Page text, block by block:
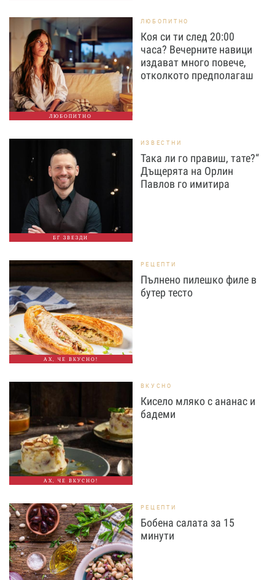
ЛЮБОПИТНО
ЛЮБОПИТНО
Коя си ти след 20:00
часа? Вечерните навици
издават много повече,
отколкото предполагаш
БГ ЗВЕЗДИ
ИЗВЕСТНИ
Така ли го правиш, тате?“
Дъщерята на Орлин
Павлов го имитира
АХ, ЧЕ ВКУСНО!
РЕЦЕПТИ
Пълнено пилешко филе в
бутер тесто
АХ, ЧЕ ВКУСНО!
ВКУСНО
Кисело мляко с ананас и
бадеми
РЕЦЕПТИ
Бобена салата за 15
минути